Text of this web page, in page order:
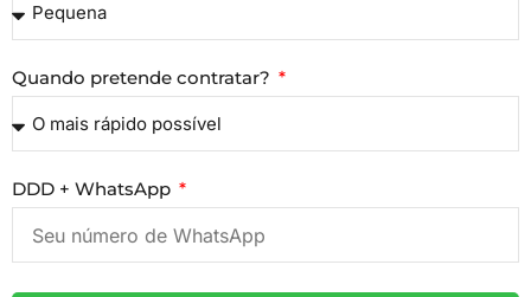
Quando pretende contratar?
DDD + WhatsApp